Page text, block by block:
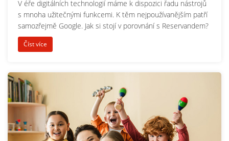
V éře digitálních technologií máme k dispozici řadu nástrojů
s mnoha užitečnými funkcemi. K těm nejpoužívanějším patří
samozřejmě Google. Jak si stojí v porovnání s Reservandem?
Číst více